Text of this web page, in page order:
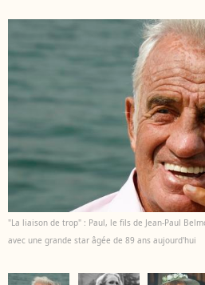
"La liaison de trop" : Paul, le fils de Jean-Paul
avec une grande star âgée de 89 ans aujourd'hui